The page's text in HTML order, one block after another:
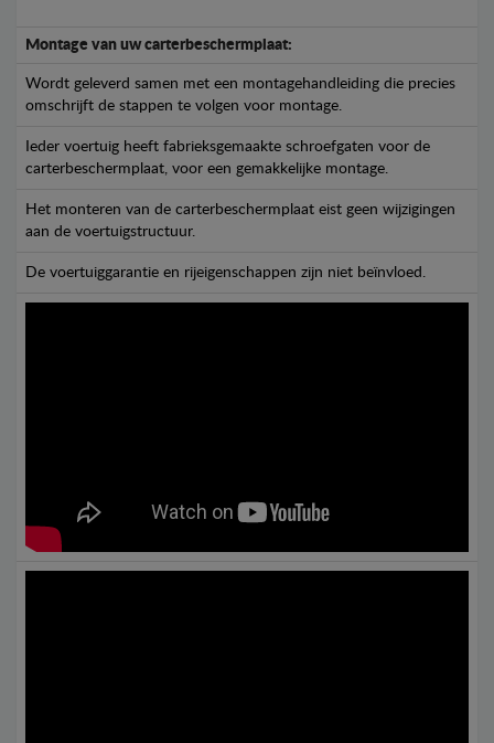
Montage van uw carterbeschermplaat:
Wordt geleverd samen met een montagehandleiding die precies
omschrijft de stappen te volgen voor montage.
Ieder voertuig heeft fabrieksgemaakte schroefgaten voor de
carterbeschermplaat, voor een gemakkelijke montage.
Het monteren van de carterbeschermplaat eist geen wijzigingen
aan de voertuigstructuur.
De voertuiggarantie en rijeigenschappen zijn niet beïnvloed.